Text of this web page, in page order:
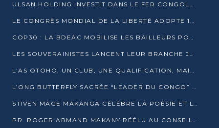
ULSAN HOLDING INVESTIT DANS LE FER CONGOLAIS
LE CONGRÈS MONDIAL DE LA LIBERTÉ ADOPTE 14 RÉSOLUTIONS HISTORIQUES
COP30 : LA BDEAC MOBILISE LES BAILLEURS POUR LE FONDS BLEU DU BASSIN DU CONGO
LES SOUVERAINISTES LANCENT LEUR BRANCHE JEUNE À BRAZZAVILLE
L’AS OTOHO, UN CLUB, UNE QUALIFICATION, MAIS ENCORE DES DOUTES
L’ONG BUTTERFLY SACRÉE “LEADER DU CONGO” AU PRIX D’EXCELLENCE 2025
STIVEN MAGE MAKANGA CÉLÈBRE LA POÉSIE ET L’HUMAIN AVEC SON RECUEIL “HECTARE”
PR. ROGER ARMAND MAKANY RÉÉLU AU CONSEIL DE L’AUF